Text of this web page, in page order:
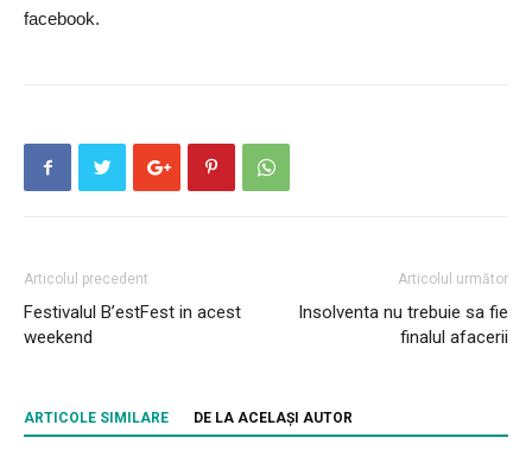
facebook.
Articolul precedent
Festivalul B’estFest in acest
weekend
Articolul următor
Insolventa nu trebuie sa fie
finalul afacerii
ARTICOLE SIMILARE DE LA ACELAȘI AUTOR